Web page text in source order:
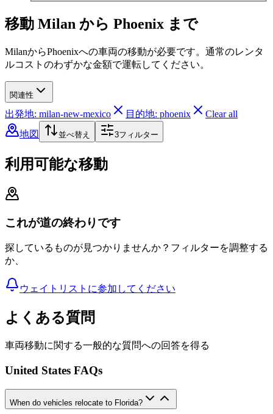
移動 Milan から Phoenix まで
MilanからPhoenixへの車両の移動が必要です。通常のレンタ
ルコストのわずかな金額で運転してください。
関連性
出発地: milan-new-mexico 目的地: phoenix
Clear all
地図
並べ替え 3フィルター
利用可能な移動
これが道の終わりです
探しているものが見つかりませんか？フィルターを調整する
か、
ウェイトリストに参加してください
よくある質問
車両移動に関する一般的な質問への回答を得る
United States FAQs
When do vehicles relocate to Florida?